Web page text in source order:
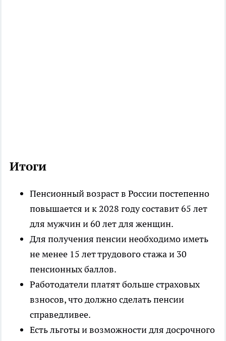
Итоги
Пенсионный возраст в России постепенно
повышается и к 2028 году составит 65 лет
для мужчин и 60 лет для женщин.
Для получения пенсии необходимо иметь
не менее 15 лет трудового стажа и 30
пенсионных баллов.
Работодатели платят больше страховых
взносов, что должно сделать пенсии
справедливее.
Есть льготы и возможности для досрочного